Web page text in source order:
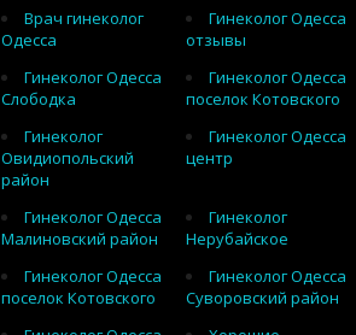
Врач гинеколог
Одесса
Гинеколог Одесса
отзывы
Гинеколог Одесса
Слободка
Гинеколог Одесса
поселок Котовского
Гинеколог
Овидиопольский
район
Гинеколог Одесса
центр
Гинеколог Одесса
Малиновский район
Гинеколог
Нерубайское
Гинеколог Одесса
поселок Котовского
Гинеколог Одесса
Суворовский район